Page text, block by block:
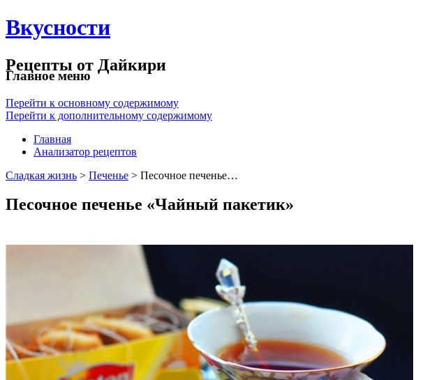
Вкусности
Рецепты от Дайкири
Главное меню
Перейти к основному содержимому
Перейти к дополнительному содержимому
Главная
Анализатор рецептов
Сладкая жизнь > Печенье > Песочное печенье…
Песочное печенье «Чайный пакетик»